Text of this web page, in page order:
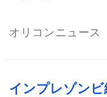
オリコンニュース
インプレゾン